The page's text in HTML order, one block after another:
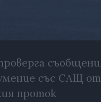
със САЩ
проток